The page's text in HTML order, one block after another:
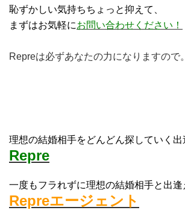
恥ずかしい気持ちちょっと抑えて、
まずはお気軽にお問い合わせください！
Repreは必ずあなたの力になりますので。
理想の結婚相手をどんどん探していく出
Repre
一度もフラれずに理想の結婚相手と出逢
Repreエージェント